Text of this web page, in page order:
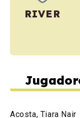
RIVER
Acosta, Tiara Nair